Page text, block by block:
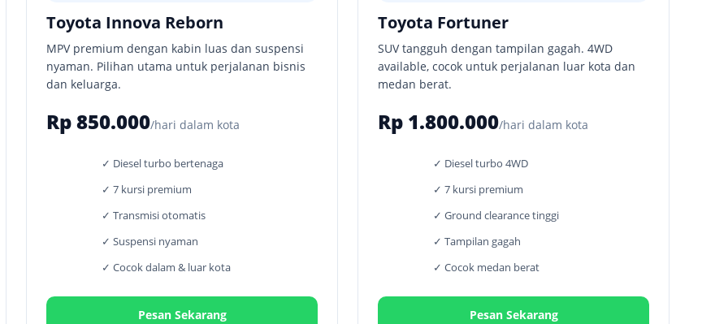
Toyota Innova Reborn
MPV premium dengan kabin luas dan suspensi
nyaman. Pilihan utama untuk perjalanan bisnis
dan keluarga.
Rp 850.000/hari dalam kota
✓ Diesel turbo bertenaga
✓ 7 kursi premium
✓ Transmisi otomatis
✓ Suspensi nyaman
✓ Cocok dalam & luar kota
Pesan Sekarang
Toyota Fortuner
SUV tangguh dengan tampilan gagah. 4WD
available, cocok untuk perjalanan luar kota dan
medan berat.
Rp 1.800.000/hari dalam kota
✓ Diesel turbo 4WD
✓ 7 kursi premium
✓ Ground clearance tinggi
✓ Tampilan gagah
✓ Cocok medan berat
Pesan Sekarang